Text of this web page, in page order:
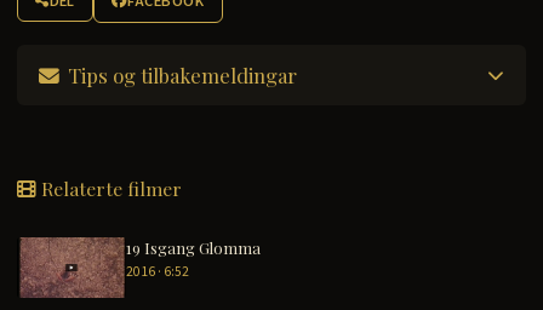
Tips og tilbakemeldingar
Relaterte filmer
19 Isgang Glomma
2016 · 6:52